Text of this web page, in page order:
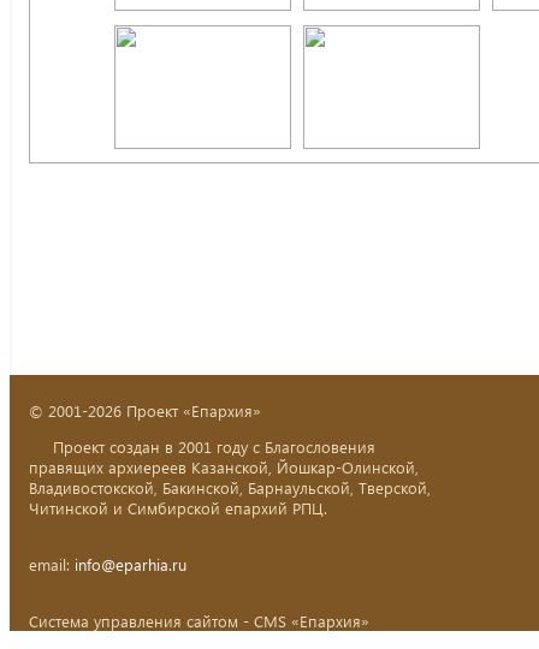
© 2001-2026 Проект «Епархия»
Проект создан в 2001 году с Благословения
правящих архиереев Казанской, Йошкар-Олинской,
Владивостокской, Бакинской, Барнаульской, Тверской,
Читинской и Симбирской епархий РПЦ.
email: info@eparhia.ru
Система управления сайтом - CMS «Епархия»